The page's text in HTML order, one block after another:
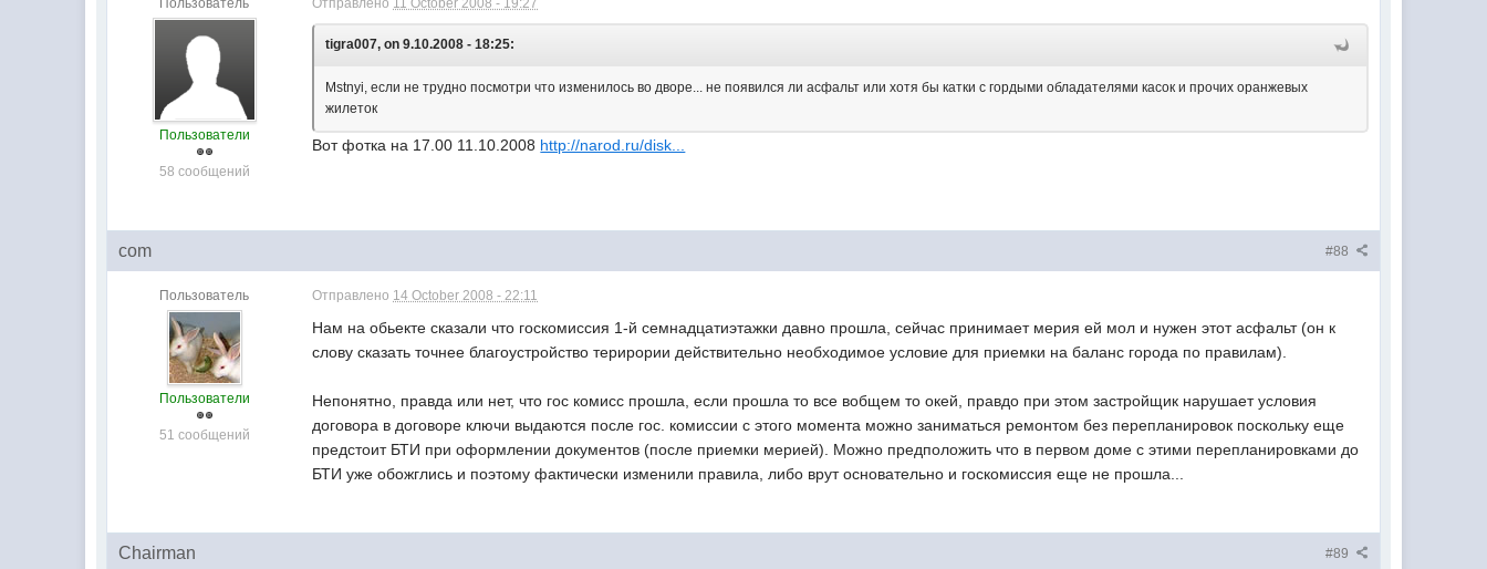
Пользователи
58 сообщений
tigra007, on 9.10.2008 - 18:25:
Mstnyi, если не трудно посмотри что изменилось во дворе... не появился ли асфальт или хотя бы катки с гордыми обладателями касок и прочих оранжевых
жилеток
Вот фотка на 17.00 11.10.2008 http://narod.ru/disk...
#88
com
Пользователь
Пользователи
51 сообщений
Отправлено 14 October 2008 - 22:11
Нам на обьекте сказали что госкомиссия 1-й семнадцатиэтажки давно прошла, сейчас принимает мерия ей мол и нужен этот асфальт (он к
слову сказать точнее благоустройство терирории действительно необходимое условие для приемки на баланс города по правилам).
Непонятно, правда или нет, что гос комисс прошла, если прошла то все вобщем то окей, правдо при этом застройщик нарушает условия
договора в договоре ключи выдаются после гос. комиссии с этого момента можно заниматься ремонтом без перепланировок поскольку еще
предстоит БТИ при оформлении документов (после приемки мерией). Можно предположить что в первом доме с этими перепланировками до
БТИ уже обожглись и поэтому фактически изменили правила, либо врут основательно и госкомиссия еще не прошла...
#89
Chairman